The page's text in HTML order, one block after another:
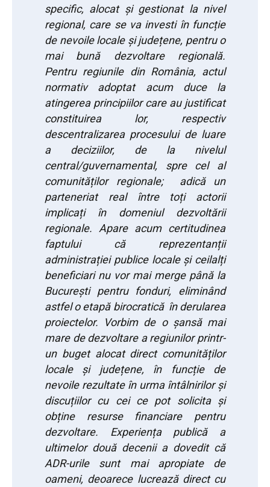
specific, alocat și gestionat la nivel
regional, care se va investi în funcție
de nevoile locale și județene, pentru o
mai bună dezvoltare regională.
Pentru regiunile din România, actul
normativ adoptat acum duce la
atingerea principiilor care au justificat
constituirea lor, respectiv
descentralizarea procesului de luare
a deciziilor, de la nivelul
central/guvernamental, spre cel al
comunităților regionale; adică un
parteneriat real între toți actorii
implicați în domeniul dezvoltării
regionale. Apare acum certitudinea
faptului că reprezentanții
administrației publice locale și ceilalți
beneficiari nu vor mai merge până la
București pentru fonduri, eliminând
astfel o etapă birocratică în derularea
proiectelor. Vorbim de o șansă mai
mare de dezvoltare a regiunilor printr-
un buget alocat direct comunităților
locale și județene, în funcție de
nevoile rezultate în urma întâlnirilor și
discuțiilor cu cei ce pot solicita și
obține resurse financiare pentru
dezvoltare. Experiența publică a
ultimelor două decenii a dovedit că
ADR-urile sunt mai apropiate de
oameni, deoarece lucrează direct cu